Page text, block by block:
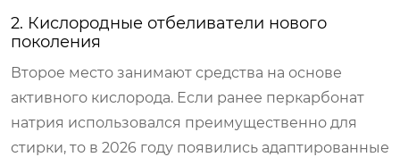
2. Кислородные отбеливатели нового
поколения
Второе место занимают средства на основе
активного кислорода. Если ранее перкарбонат
натрия использовался преимущественно для
стирки, то в 2026 году появились адаптированные